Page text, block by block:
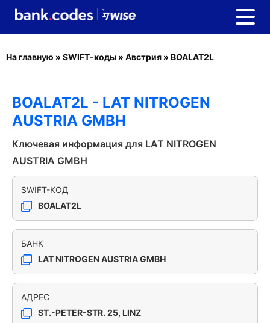
На главную » SWIFT-коды » Австрия » BOALAT2L
BOALAT2L - LAT NITROGEN
AUSTRIA GMBH
Ключевая информация для LAT NITROGEN
AUSTRIA GMBH
SWIFT-КОД
BOALAT2L
БАНК
LAT NITROGEN AUSTRIA GMBH
АДРЕС
ST.-PETER-STR. 25, LINZ